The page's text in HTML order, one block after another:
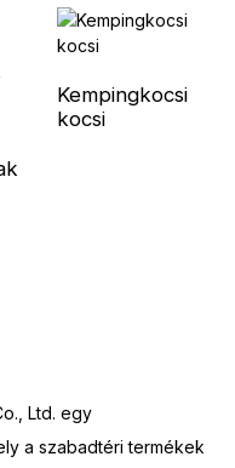
Kempingkocsi
kocsi
Ltd. egy
a szabadtéri termékek